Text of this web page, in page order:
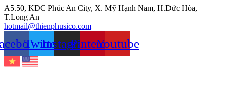
Chuyển
đến
nội
A5.50, KDC Phúc An City, X. Mỹ Hạnh Nam, H.Đức Hòa,
T.Long An
hotmail@thienphusico.com
TwitterInstagramPinterestYoutube